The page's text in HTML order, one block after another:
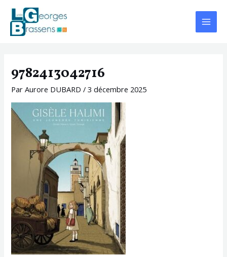
Aller
contenu
Main
Menu
9782413042716
ParAurore DUBARD/3 décembre 2025
Navigation
des
articles